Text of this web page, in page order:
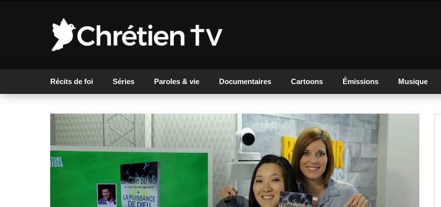
Récits de foi Séries Paroles & vie Documentaires Cartoons Émissions Musique